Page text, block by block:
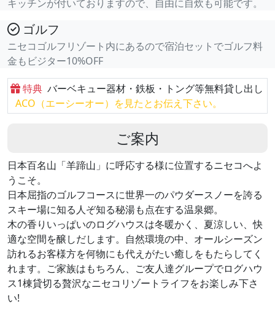
キッチンが付いておりますので、自由に自炊も可能です。
ゴルフ
ニセコゴルフリゾート内にあるので宿泊セットでゴルフ料
金もビジター10%OFF
特典 バーベキュー器材・鉄板・トング等無料貸し出し
ACO（エーシーオー）を見たとお伝え下さい。
ご案内
日本百名山「羊蹄山」に呼応する様に位置するニセコへよ
うこそ。
日本屈指のゴルフコースに世界一のパウダースノーを誇る
スキー場に知る人ぞ知る秘湯も点在する温泉郷。
木の香りいっぱいのログハウスは冬暖かく、夏涼しい、快
適な空間を醸しだします。自然環境の中、オールシーズン
訪れるお客様方を何物にも代えがたい癒しをもたらしてく
れます。ご家族はもちろん、ご友人達グループでログハウ
ス1棟貸切る贅沢なニセコリゾートライフをお楽しみ下さ
い!